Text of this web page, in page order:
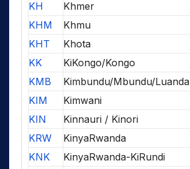
KH
Khmer
KHM
Khmu
KHT
Khota
KK
KiKongo/Kongo
KMB
Kimbundu/Mbundu/Luanda
KIM
Kimwani
KIN
Kinnauri / Kinori
KRW
KinyaRwanda
KNK
KinyaRwanda-KiRundi